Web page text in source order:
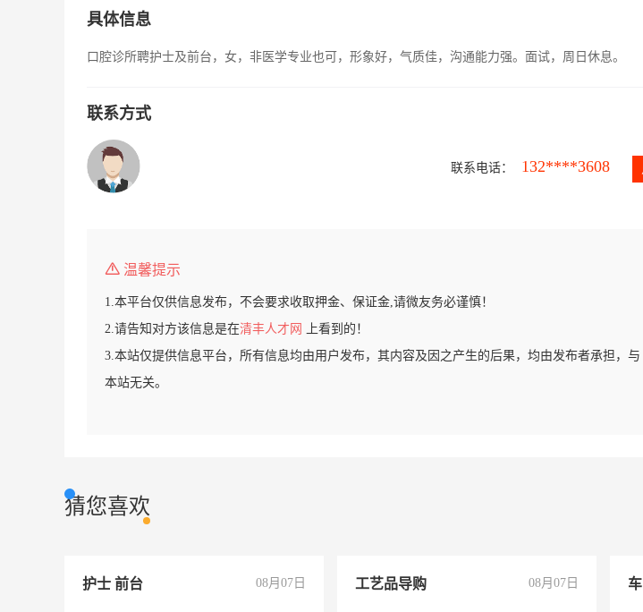
具体信息
口腔诊所聘护士及前台，女，非医学专业也可，形象好，气质佳，沟通能力强。面试，周日休息。
联系方式
联系电话： 132****3608
温馨提示
1.本平台仅供信息发布，不会要求收取押金、保证金,请微友务必谨慎！
2.请告知对方该信息是在清丰人才网
上看到的！
3.本站仅提供信息平台，所有信息均由用户发布，其内容及因之产生的后果，均由发布者承担，与
本站无关。
猜您喜欢
护士 前台 08月07日 工艺品导购 08月07日